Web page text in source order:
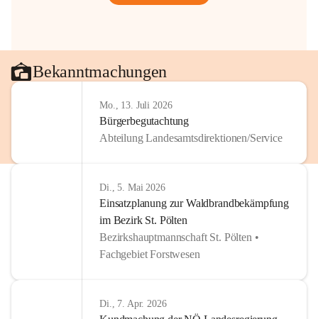
Bekanntmachungen
Mo., 13. Juli 2026
Bürgerbegutachtung
Abteilung Landesamtsdirektionen/Service
Di., 5. Mai 2026
Einsatzplanung zur Waldbrandbekämpfung
im Bezirk St. Pölten
Bezirkshauptmannschaft St. Pölten •
Fachgebiet Forstwesen
Di., 7. Apr. 2026